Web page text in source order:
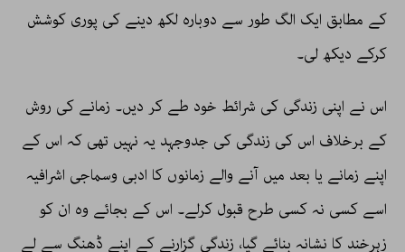
کے مطابق ایک الگ طور سے دوبارہ لکھ دینے کی پوری کوشش
کرکے دیکھ لی۔
اس نے اپنی زندگی کی شرائط خود طے کر دیں۔ زمانے کی روش
کے برخلاف اس کی زندگی کی جدوجہد یہ نہیں تھی کہ اس کے
اپنے زمانے یا بعد میں آنے والے زمانوں کا ادبی وسماجی اشرافیہ
اسے کسی نہ کسی طرح قبول کرلے۔ اس کے بجائے وہ ان کو
زہرخند کا نشانہ بنائے گیا، زندگی گزارنے کے اپنے ڈھنگ سے لے